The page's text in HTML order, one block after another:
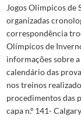
Jogos Olímpicos de
organizadas
correspondência
Olímpicos de
informações sobre
calendário das
nos treinos
procedimentos das
capa n.º 141-